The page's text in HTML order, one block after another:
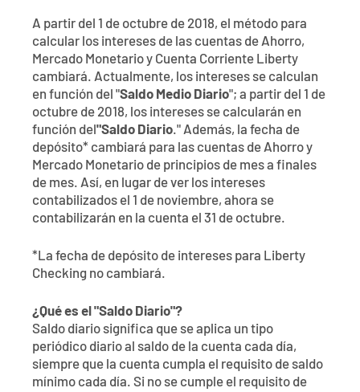
Calculadoras
Expertos a domicilio
Gestionar la cuenta de préstamo vivienda
Preguntas frecuentes
Expertos en banca de empresas
Miembro EDU
Noticias de los miembros
Medios de comunicación
Formularios
Ofertas especiales
Calculadoras
Early Pay Day
Zelle
Smart Card
Banco por teléfono
Banca digital 101
Carreras profesionales
Acerca de
Afiliación
Tarifas
Depósito
Préstamos
A partir del 1 de octubre de 2018, el método para
calcular los intereses de las cuentas de Ahorro,
Mercado Monetario y Cuenta Corriente Liberty
cambiará. Actualmente, los intereses se calculan
en función del "Saldo Medio Diario"; a partir del 1 de
octubre de 2018, los intereses se calcularán en
función del "Saldo Diario." Además, la fecha de
depósito* cambiará para las cuentas de Ahorro y
Mercado Monetario de principios de mes a finales
de mes. Así, en lugar de ver los intereses
contabilizados el 1 de noviembre, ahora se
contabilizarán en la cuenta el 31 de octubre.
*La fecha de depósito de intereses para Liberty
Checking no cambiará.
¿Qué es el "Saldo Diario"?
Saldo diario significa que se aplica un tipo
periódico diario al saldo de la cuenta cada día,
siempre que la cuenta cumpla el requisito de saldo
mínimo cada día. Si no se cumple el requisito de